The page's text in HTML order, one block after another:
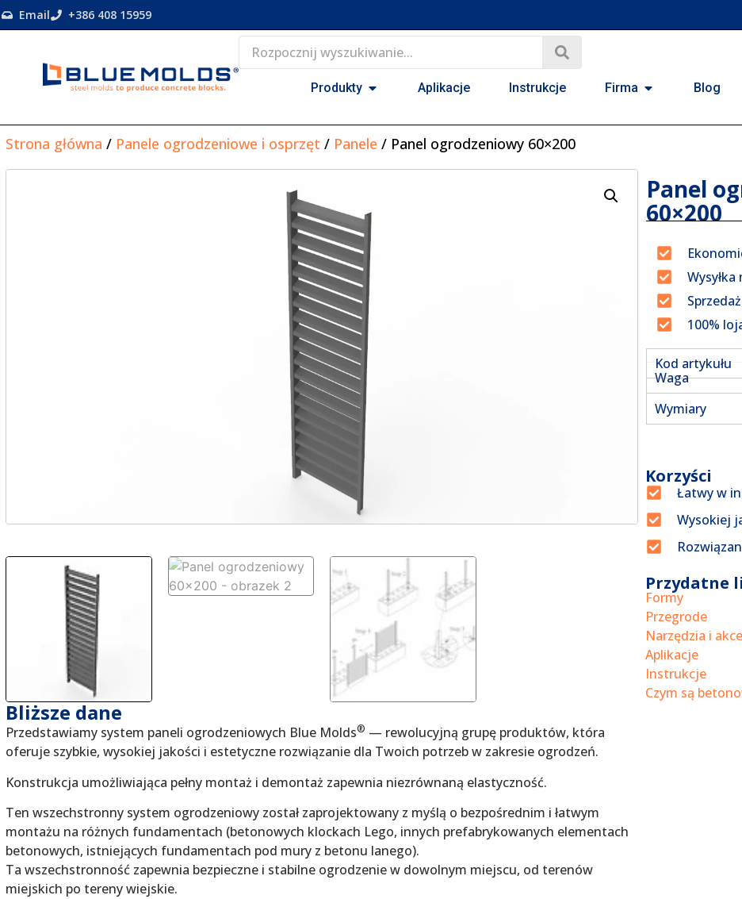
Email +386 408 15959
Produkty Aplikacje Instrukcje Firma Blog
Strona główna / Panele ogrodzeniowe i osprzęt / Panele / Panel ogrodzeniowy 60×200
Bliższe dane
Przedstawiamy system paneli ogrodzeniowych Blue Molds® — rewolucyjną grupę produktów, która
oferuje szybkie, wysokiej jakości i estetyczne rozwiązanie dla Twoich potrzeb w zakresie ogrodzeń.
Konstrukcja umożliwiająca pełny montaż i demontaż zapewnia niezrównaną elastyczność.
Ten wszechstronny system ogrodzeniowy został zaprojektowany z myślą o bezpośrednim i łatwym
montażu na różnych fundamentach (betonowych klockach Lego, innych prefabrykowanych elementach
betonowych, istniejących fundamentach pod mury z betonu lanego).
Ta wszechstronność zapewnia bezpieczne i stabilne ogrodzenie w dowolnym miejscu, od terenów
miejskich po tereny wiejskie.
Panel
60×200
Wysyłka
100%
Kod artykułu
Waga
Wymiary
Korzyści
Łatwy w
Wysokiej
Przydatne
Formy
Przegrode
Narzędzia i
Aplikacje
Instrukcje
Czym są